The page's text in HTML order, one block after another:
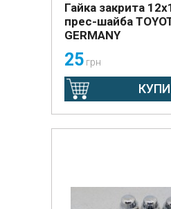
Гайка закрита
прес-шайба
GERMANY
25 грн